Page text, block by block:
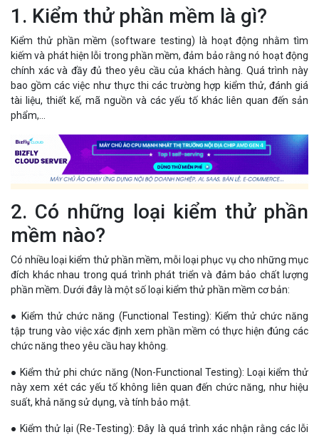
1. Kiểm thử phần mềm là gì?
Kiểm thử phần mềm (software testing) là hoạt động nhằm tìm
kiếm và phát hiện lỗi trong phần mềm, đảm bảo rằng nó hoạt động
chính xác và đầy đủ theo yêu cầu của khách hàng. Quá trình này
bao gồm các việc như thực thi các trường hợp kiểm thử, đánh giá
tài liệu, thiết kế, mã nguồn và các yếu tố khác liên quan đến sản
phẩm,...
2. Có những loại kiểm thử phần
mềm nào?
Có nhiều loại kiểm thử phần mềm, mỗi loại phục vụ cho những mục
đích khác nhau trong quá trình phát triển và đảm bảo chất lượng
phần mềm. Dưới đây là một số loại kiểm thử phần mềm cơ bản:
● Kiểm thử chức năng (Functional Testing): Kiểm thử chức năng
tập trung vào việc xác định xem phần mềm có thực hiện đúng các
chức năng theo yêu cầu hay không.
● Kiểm thử phi chức năng (Non-Functional Testing): Loại kiểm thử
này xem xét các yếu tố không liên quan đến chức năng, như hiệu
suất, khả năng sử dụng, và tính bảo mật.
● Kiểm thử lại (Re-Testing): Đây là quá trình xác nhận rằng các lỗi